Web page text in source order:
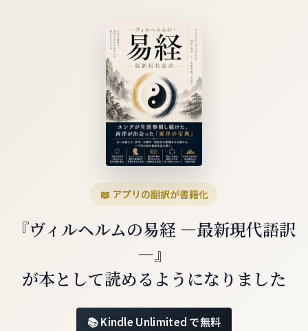
📖 アプリの翻訳が書籍化
『ヴィルヘルムの易経 ―最新現代語訳
―』
が本として読めるようになりました
Kindle Unlimited で無料